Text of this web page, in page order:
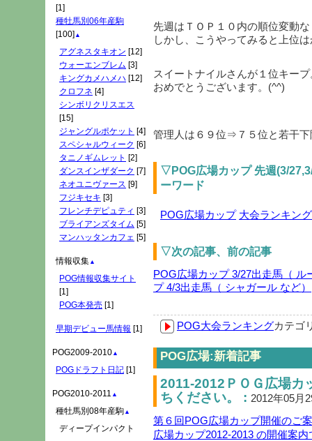
先週はＴＯＰ１０内の順位変動
しかし、こうやってみると上位
スイートナイルさんが１位キープ
おめでとうございます。(^^)
管理人は６９位⇒７５位と若干下
▽POG広場カップ 先週(3/
ーワード
POG広場カップ 大会ランキング
▽次の記事、前の記事
POG広場カップ 3/27出走馬（ ル
プ 4/3出走馬（ シャガール など）
POG大会ランキングカテ
POG広場:新着記事
2011-2012ＰＯＧ広場カ
ちください。 : 2012年05月
第６回POG広場カップ開催のご
広場カップ2012-2013 の開催案
[1]
種牡馬別06年産駒
[100] ▲
アグネスタキオン [12]
ウォーエンブレム [3]
キングカメハメハ [12]
クロフネ [4]
シンボリクリスエス
[15]
ジャングルポケット [4]
スペシャルウィーク [6]
タニノギムレット [2]
ダンスインザダーク [7]
ネオユニヴァース [9]
フジキセキ [3]
フレンチデピュティ [3]
ブライアンズタイム [5]
マンハッタンカフェ [5]
情報収集 ▲
POG情報収集サイト
[1]
POG本発売 [1]
早期デビュー馬情報 [1]
POG2009-2010 ▲
POGドラフト日記 [1]
POG2010-2011 ▲
種牡馬別08年産駒 ▲
ディープインパクト